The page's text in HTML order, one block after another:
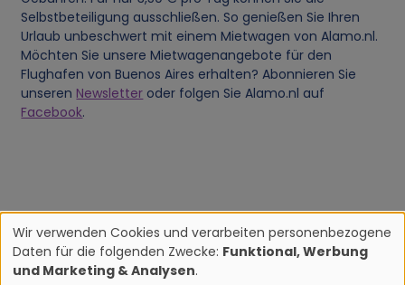
Selbstbeteiligung ausschließen. So genießen Sie Ihren
Urlaub unbeschwert mit einem Mietwagen von Alamo.nl.
Möchten Sie unsere Mietwagenangebote für den
Flughafen von Buenos Aires erhalten? Abonnieren Sie
unseren Newsletter oder folgen Sie Alamo.nl auf
Facebook.
V
Wir verwenden Cookies und verarbeiten personenbezogene
Daten für die folgenden Zwecke: Funktional, Werbung
und Marketing & Analysen.